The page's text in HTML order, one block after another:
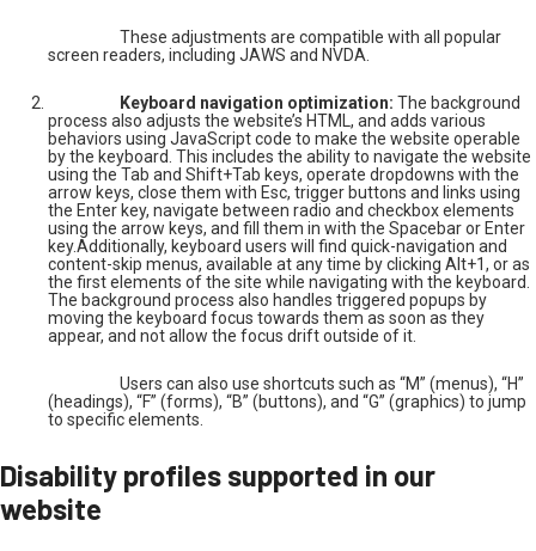
These adjustments are compatible with all popular
screen readers, including JAWS and NVDA.
Keyboard navigation optimization: The background
process also adjusts the website’s HTML, and adds various
behaviors using JavaScript code to make the website operable
by the keyboard. This includes the ability to navigate the website
using the Tab and Shift+Tab keys, operate dropdowns with the
arrow keys, close them with Esc, trigger buttons and links using
the Enter key, navigate between radio and checkbox elements
using the arrow keys, and fill them in with the Spacebar or Enter
key.Additionally, keyboard users will find quick-navigation and
content-skip menus, available at any time by clicking Alt+1, or as
the first elements of the site while navigating with the keyboard.
The background process also handles triggered popups by
moving the keyboard focus towards them as soon as they
appear, and not allow the focus drift outside of it.
Users can also use shortcuts such as “M” (menus), “H”
(headings), “F” (forms), “B” (buttons), and “G” (graphics) to jump
to specific elements.
Disability profiles supported in our
website